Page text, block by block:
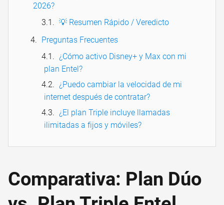
2026?
💡 Resumen Rápido / Veredicto
Preguntas Frecuentes
¿Cómo activo Disney+ y Max con mi
plan Entel?
¿Puedo cambiar la velocidad de mi
internet después de contratar?
¿El plan Triple incluye llamadas
ilimitadas a fijos y móviles?
Comparativa: Plan Dúo